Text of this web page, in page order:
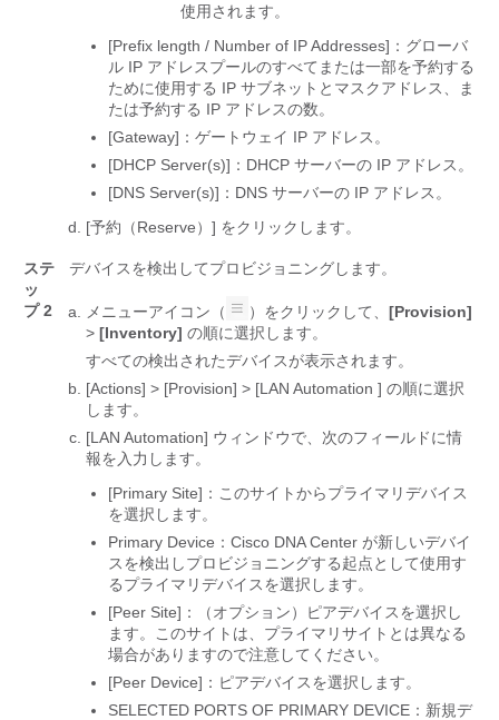
使用されます。
[Prefix length / Number of IP Addresses]：グローバ
ル IP アドレスプールのすべてまたは一部を予約する
ために使用する IP サブネットとマスクアドレス、ま
たは予約する IP アドレスの数。
[Gateway] ：ゲートウェイ IP アドレス。
[DHCP Server(s)]：DHCP サーバーの IP アドレス。
[DNS Server(s)]：DNS サーバーの IP アドレス。
[予約（Reserve）] をクリックします。
ステ
ッ
プ 2
デバイスを検出してプロビジョニングします。
メニューアイコン（ ）をクリックして、 [Provision]
> [Inventory] の順に選択します。
すべての検出されたデバイスが表示されます。
[Actions] > [Provision] > [LAN Automation ] の順に選択
します。
[LAN Automation] ウィンドウで、次のフィールドに情
報を入力します。
[Primary Site]：このサイトからプライマリデバイス
を選択します。
Primary Device ： Cisco DNA Center が新しいデバイ
スを検出しプロビジョニングする起点として使用す
るプライマリデバイスを選択します。
[Peer Site]：（オプション）ピアデバイスを選択し
ます。
このサイトは、プライマリサイトとは異なる
場合がありますので注意してください。
[Peer Device]：ピアデバイスを選択します。
SELECTED PORTS OF PRIMARY DEVICE：新規デ